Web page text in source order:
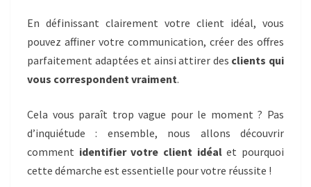
En définissant clairement votre client idéal, vous
pouvez affiner votre communication, créer des offres
parfaitement adaptées et ainsi attirer des clients qui
vous correspondent vraiment.
Cela vous paraît trop vague pour le moment ? Pas
d’inquiétude : ensemble, nous allons découvrir
comment identifier votre client idéalet pourquoi
cette démarche est essentielle pour votre réussite !